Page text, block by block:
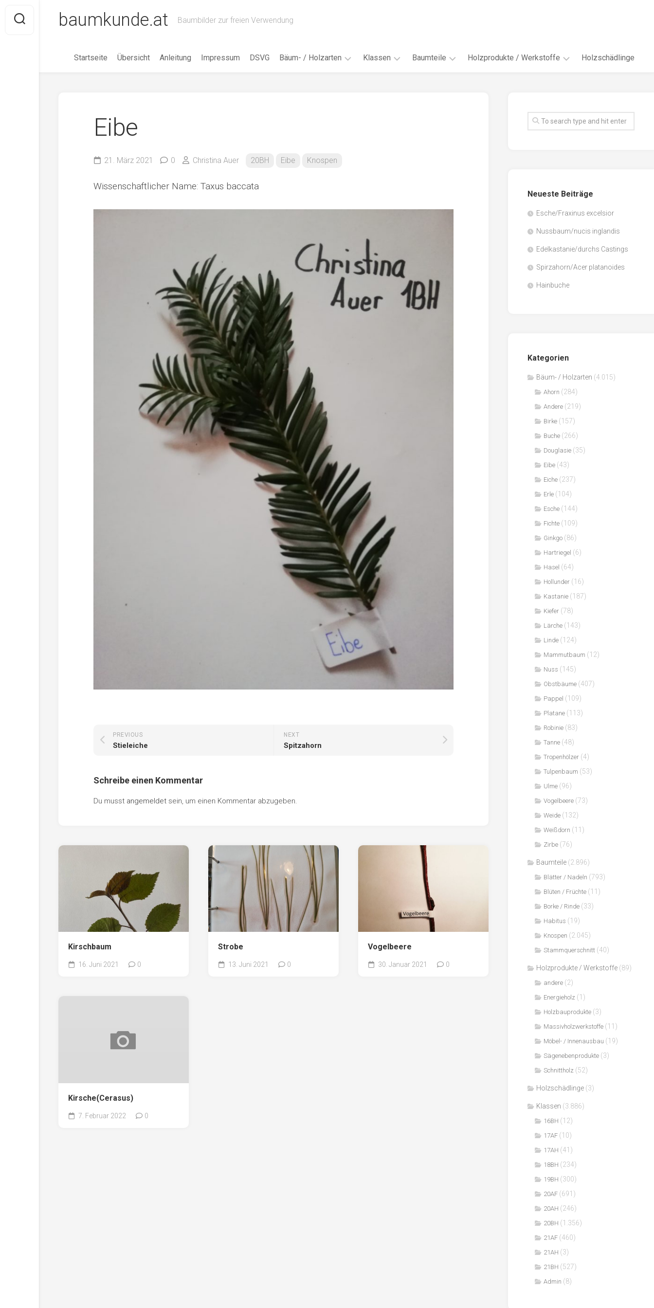
content
baumkunde.at Baumbilder zur freien Verwendung
Startseite Übersicht Anleitung Impressum DSVG Bäum- / Holzarten
Fichte
Ginkgo
Hasel
Hollunder
Kastanie
Kiefer
Lärche
Linde
Mammutbaum
Nuss
Pappel
Platane
Robinie
Tanne
Tulpenbaum
Ulme
Vogelbeere
Weide
Weißdorn
Zirbe
Klassen
19BH
20AF
20BH
Baumteile Holzprodukte / Werkstoffe
Faserwerkstoffe
Sägenebenprodukte
Holzschädlinge
Eibe
21. März 2021 0 Christina Auer 20BH Eibe Knospen
Wissenschaftlicher Name: Taxus baccata
NEXT
Spitzahorn
PREVIOUS
Stieleiche
Schreibe einen Kommentar
Du musst angemeldet sein, um einen Kommentar abzugeben.
Kirschbaum
16. Juni 2021 0
Strobe
13. Juni 2021 0
Vogelbeere
30. Januar 2021 0
Kirsche(Cerasus)
7. Februar 2022 0
Neueste Beiträge
Esche/Fraxinus excelsior
Nussbaum/nucis inglandis
Edelkastanie/durchs Castings
Spirzahorn/Acer platanoides
Hainbuche
Kategorien
Bäum- / Holzarten (4.015)
Ahorn (284)
Andere (219)
Birke (157)
Buche (266)
Douglasie (35)
Eibe (43)
Eiche (237)
Erle (104)
Esche (144)
Fichte (109)
Ginkgo (86)
Hartriegel (6)
Hasel (64)
Hollunder (16)
Kastanie (187)
Kiefer (78)
Lärche (143)
Linde (124)
Mammutbaum (12)
Nuss (145)
Obstbäume (407)
Pappel (109)
Platane (113)
Robinie (83)
Tanne (48)
Tropenhölzer (4)
Tulpenbaum (53)
Ulme (96)
Vogelbeere (73)
Weide (132)
Weißdorn (11)
Zirbe (76)
Baumteile (2.896)
Blätter / Nadeln (793)
Blüten / Früchte (11)
Borke / Rinde (33)
Habitus (19)
Knospen (2.045)
Stammquerschnitt (40)
Holzprodukte / Werkstoffe (89)
andere (2)
Energieholz (1)
Holzbauprodukte (3)
Massivholzwerkstoffe (11)
Möbel- / Innenausbau (19)
Sägenebenprodukte (3)
Schnittholz (52)
Holzschädlinge (3)
Klassen (3.886)
16BH (12)
17AF (10)
17AH (41)
18BH (234)
19BH (300)
20AF (691)
20AH (246)
20BH (1.356)
21AF (460)
21AH (3)
21BH (527)
Admin (8)